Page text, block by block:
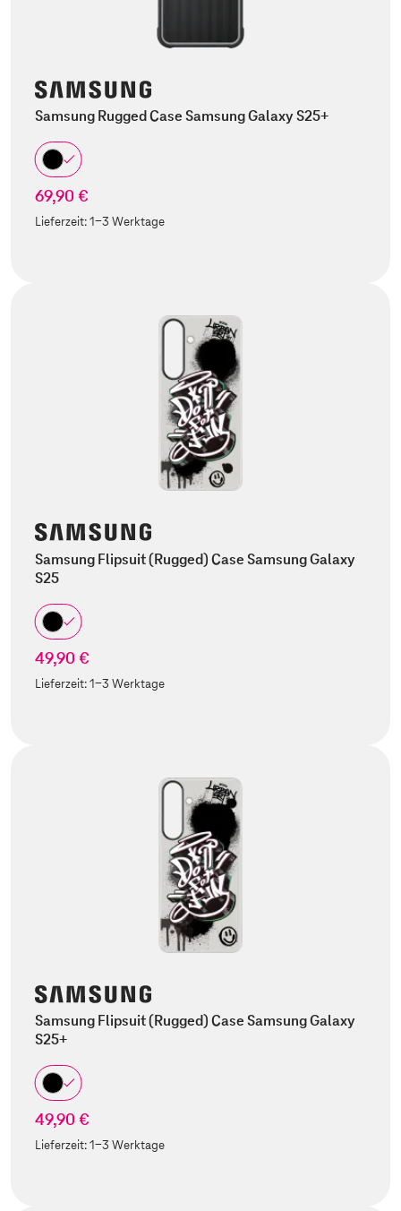
Samsung Rugged Case Samsung Galaxy S25+
69,90 €
Lieferzeit:1-3 Werktage
Samsung Flipsuit (Rugged) Case Samsung Galaxy
S25
49,90 €
Lieferzeit:1-3 Werktage
Samsung Flipsuit (Rugged) Case Samsung Galaxy
S25+
49,90 €
Lieferzeit:1-3 Werktage